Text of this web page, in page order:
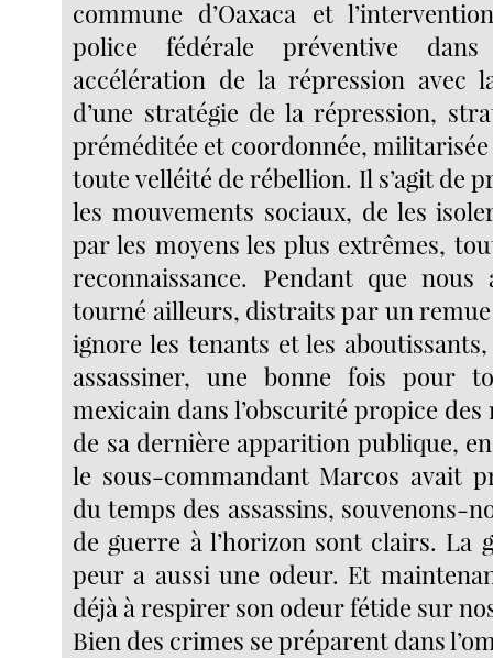
commune d’Oaxaca et
police fédérale préventive
accélération de la répression avec
d’une stratégie de la répression,
préméditée et coordonnée,
toute velléité de rébellion. Il s’agit de
les mouvements sociaux, de les
par les moyens les plus extrêmes,
reconnaissance. Pendant que
tourné ailleurs, distraits par un
ignore les tenants et les
assassiner, une bonne fois pour
mexicain dans l’obscurité propice
de sa dernière apparition publique,
le sous-commandant Marcos avait
du temps des assassins, souvenons-
de guerre à l’horizon sont clairs. La
peur a aussi une odeur. Et
déjà à respirer son odeur fétide sur
Bien des crimes se préparent dans